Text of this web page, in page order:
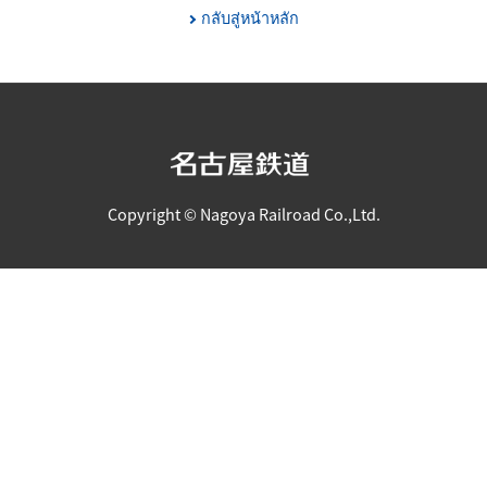
กลับสู่หน้าหลัก
Copyright © Nagoya Railroad Co.,Ltd.